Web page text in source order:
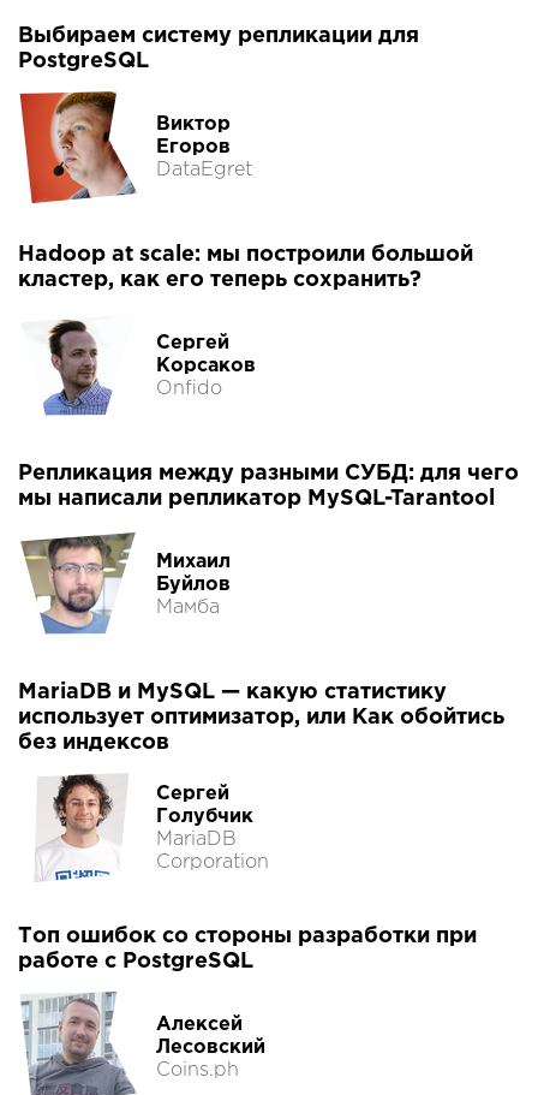
Выбираем систему репликации для
PostgreSQL
Виктор
Егоров
DataEgret
Hadoop at scale: мы построили большой
кластер, как его теперь сохранить?
Сергей
Корсаков
Onfido
Репликация между разными СУБД: для чего
мы написали репликатор MySQL-Tarantool
Михаил
Буйлов
Мамба
MariaDB и MySQL — какую статистику
использует оптимизатор, или Как обойтись
без индексов
Сергей
Голубчик
MariaDB
Corporation
Топ ошибок со стороны разработки при
работе с PostgreSQL
Алексей
Лесовский
Coins.ph